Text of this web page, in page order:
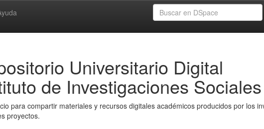
Universitario Digital
de Investigaciones Sociales
para compartir materiales y recursos digitales académicos producidos por los
proyectos.